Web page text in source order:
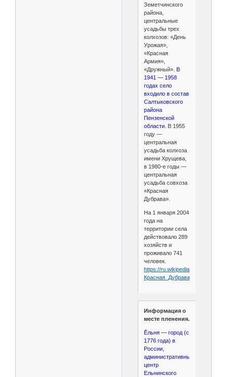
Земетчинского
района,
центральные
усадьбы трех
колхозов: «День
Урожая»,
«Красная
Армия»,
«Дружный». В
1941 — 1958
годах село
входило в состав
Салтыковского
района
Пензенской
области. В 1955
году —
центральная
усадьба колхоза
имени Хрущева,
в 1980-е годы —
центральная
усадьба совхоза
«Красная
Дубрава».
На 1 января 2004
года на
территории села
действовало 289
хозяйств и
проживало 741
человек.
https://ru.wikipedia.org/wiki/
Красная_Дубрава_
Информация о
месте пленения.
Е́льня — город (с
1776 года) в
России,
административный
центр
Ельнинского